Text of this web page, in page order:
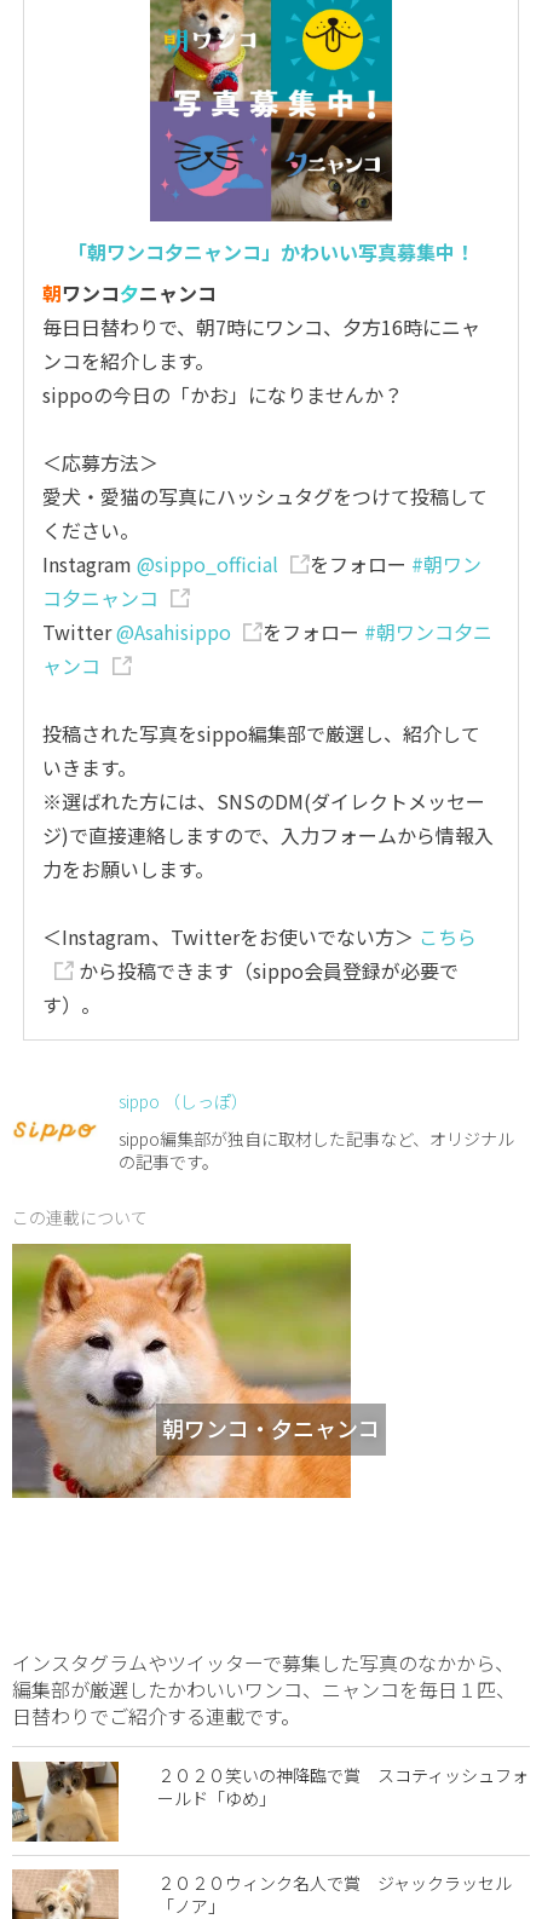
「朝ワンコ夕ニャンコ」かわいい写真募集中！
朝ワンコ夕ニャンコ
毎日日替わりで、朝7時にワンコ、夕方16時にニャ
ンコを紹介します。
sippoの今日の「かお」になりませんか？
＜応募方法＞
愛犬・愛猫の写真にハッシュタグをつけて投稿して
ください。
Instagram@sippo_official をフォロー #朝ワン
コ夕ニャンコ
Twitter@Asahisippo をフォロー #朝ワンコ夕ニ
ャンコ
投稿された写真をsippo編集部で厳選し、紹介して
いきます。
※選ばれた方には、SNSのDM(ダイレクトメッセー
ジ)で直接連絡しますので、入力フォームから情報入
力をお願いします。
＜Instagram、Twitterをお使いでない方＞ こちら
から投稿できます（sippo会員登録が必要で
す）。
sippo （しっぽ）
sippo編集部が独自に取材した記事など、オリジナル
の記事です。
この連載について
朝ワンコ・夕ニャンコ
インスタグラムやツイッターで募集した写真のなかから、
編集部が厳選したかわいいワンコ、ニャンコを毎日１匹、
日替わりでご紹介する連載です。
２０２０笑いの神降臨で賞 スコティッシュフォ
ールド「ゆめ」
２０２０ウィンク名人で賞 ジャックラッセル
「ノア」